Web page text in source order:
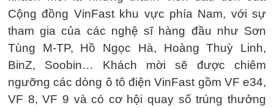
Cộng đồng VinFast khu vực phía Nam, với sự
tham gia của các nghệ sĩ hàng đầu như Sơn
Tùng M-TP, Hồ Ngọc Hà, Hoàng Thuỳ Linh,
BinZ, Soobin… Khách mời sẽ được chiêm
ngưỡng các dòng ô tô điện VinFast gồm VF e34,
VF 8, VF 9 và có cơ hội quay số trúng thưởng